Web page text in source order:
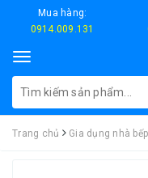
Mua hàng:
0914.009.131
Toggle
navigation
Trang chủ Gia dụng nhà bếp